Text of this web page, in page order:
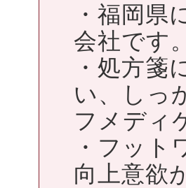
・福岡県
会社です。
・処方箋
い、しっ
フメディ
・フット
向上意欲